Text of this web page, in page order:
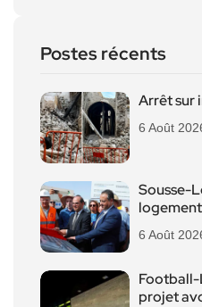
Postes récents
Arrêt sur
6 Août
Sousse-
6 Août
Football-
projet